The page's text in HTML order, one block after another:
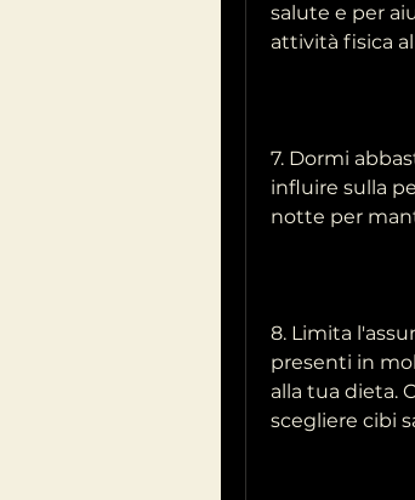
salute e per
attività fisica
7. Dormi
influire sulla
notte per
8. Limita
presenti in
alla tua dieta.
scegliere cibi